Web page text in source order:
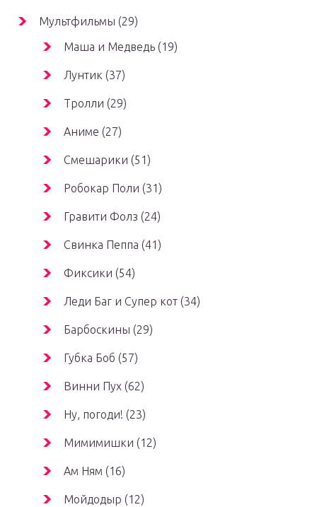
Мультфильмы (29)
Маша и Медведь (19)
Лунтик (37)
Тролли (29)
Аниме (27)
Смешарики (51)
Робокар Поли (31)
Гравити Фолз (24)
Свинка Пеппа (41)
Фиксики (54)
Леди Баг и Супер кот (34)
Барбоскины (29)
Губка Боб (57)
Винни Пух (62)
Ну, погоди! (23)
Мимимишки (12)
Ам Ням (16)
Мойдодыр (12)